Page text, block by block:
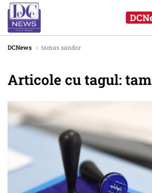
DCNews › tamas sandor
Articole cu tagul: